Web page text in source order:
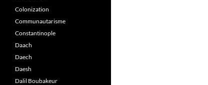
Colonization
Communautarisme
Constantinople
Daach
Daech
Daesh
Dalil Boubakeur